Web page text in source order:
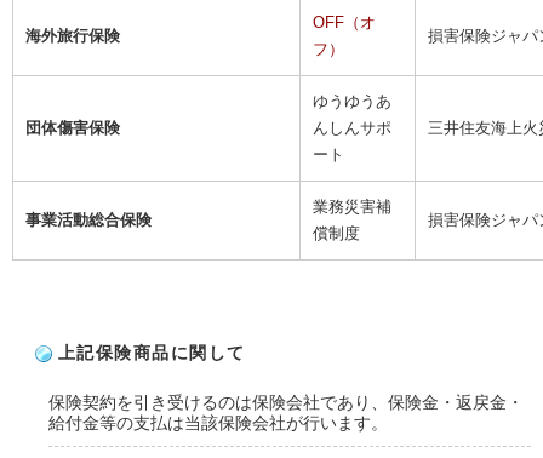
海外旅行保険
OFF（オ
フ）
損害保険ジャパ
団体傷害保険
ゆうゆうあ
んしんサポ
ート
三井住友海上
事業活動総合保険
業務災害補
償制度
損害保険ジャパ
上記保険商品に関して
保険契約を引き受けるのは保険会社であり、保険金・返戻金・
給付金等の支払は当該保険会社が行います。